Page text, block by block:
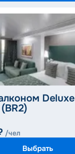
Deluxe
/чел
Выбрать